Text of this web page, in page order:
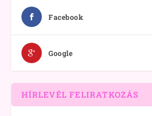
Facebook
Google
HÍRLEVÉL FELIRATKOZÁS